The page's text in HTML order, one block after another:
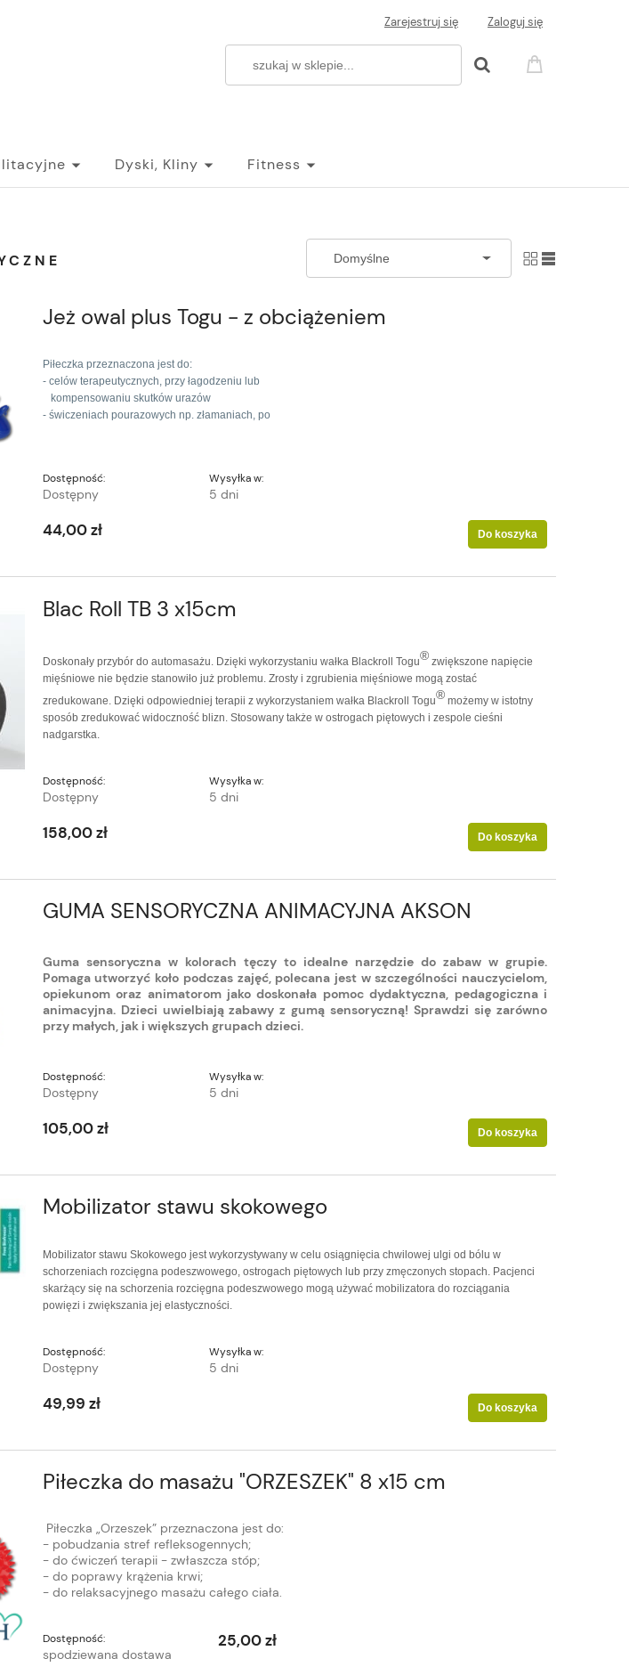
Zarejestruj się Zaloguj się
Dyski, Kliny Fitness
Jeż owal plus Togu - z obciążeniem
Piłeczka przeznaczona jest do:
- celów terapeutycznych, przy łagodzeniu lub
kompensowaniu skutków urazów
- świczeniach pourazowych np. złamaniach, po
Dostępność:
Dostępny
Wysyłka w:
5 dni
44,00 zł Do koszyka
Blac Roll TB 3 x15cm
Doskonały przybór do automasażu. Dzięki wykorzystaniu wałka Blackroll Togu®zwiększone napięcie
mięśniowe nie będzie stanowiło już problemu. Zrosty i zgrubienia mięśniowe mogą zostać
zredukowane. Dzięki odpowiedniej terapii z wykorzystaniem wałka Blackroll Togu®możemy w istotny
sposób zredukować widoczność blizn. Stosowany także w ostrogach piętowych i zespole cieśni
nadgarstka.
Dostępność:
Dostępny
Wysyłka w:
5 dni
158,00 zł Do koszyka
GUMA SENSORYCZNA ANIMACYJNA AKSON
Guma sensoryczna w kolorach tęczy to idealne narzędzie do zabaw w grupie.
Pomaga utworzyć koło podczas zajęć, polecana jest w szczególności nauczycielom,
opiekunom oraz animatorom jako doskonała pomoc dydaktyczna, pedagogiczna i
animacyjna. Dzieci uwielbiają zabawy z gumą sensoryczną! Sprawdzi się zarówno
przy małych, jak i większych grupach dzieci.
Dostępność:
Dostępny
Wysyłka w:
5 dni
105,00 zł Do koszyka
Mobilizator stawu skokowego
Mobilizator stawu Skokowego jest wykorzystywany w celu osiągnięcia chwilowej ulgi od bólu w
schorzeniach rozcięgna podeszwowego, ostrogach piętowych lub przy zmęczonych stopach. Pacjenci
skarżący się na schorzenia rozcięgna podeszwowego mogą używać mobilizatora do rozciągania
powięzi i zwiększania jej elastyczności.
Dostępność:
Dostępny
Wysyłka w:
5 dni
49,99 zł Do koszyka
Piłeczka do masażu "ORZESZEK" 8 x15 cm
Piłeczka „Orzeszek” przeznaczona jest do:
- pobudzania stref refleksogennych;
- do ćwiczeń terapii - zwłaszcza stóp;
- do poprawy krążenia krwi;
- do relaksacyjnego masażu całego ciała.
Dostępność:
spodziewana dostawa
25,00 zł